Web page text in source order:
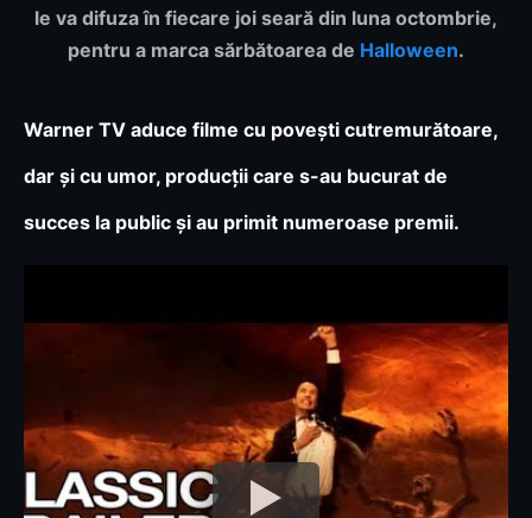
le va difuza în fiecare joi seară din luna octombrie,
pentru a marca sărbătoarea de Halloween.
Warner TV aduce filme cu povești cutremurătoare,
dar și cu umor, producții care s-au bucurat de
succes la public și au primit numeroase premii.